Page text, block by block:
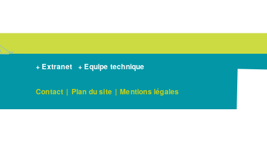
+ Extranet + Equipe technique
Contact | Plan du site | Mentions légales